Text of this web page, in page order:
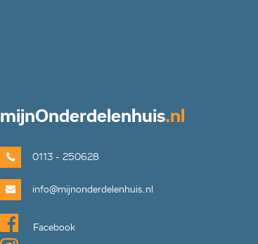
mijnOnderdelenhuis.nl
0113 - 250628
info@mijnonderdelenhuis.nl
Facebook